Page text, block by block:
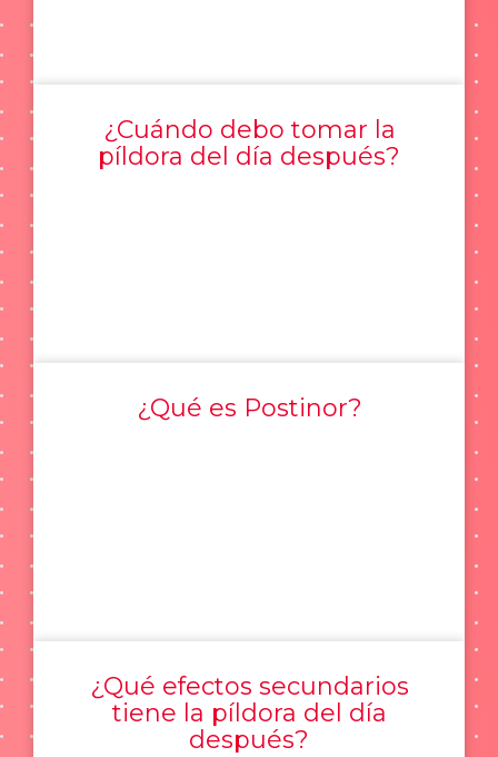
¿Cuándo debo tomar la
píldora del día después?
¿Qué es Postinor?
¿Qué efectos secundarios
tiene la píldora del día
después?